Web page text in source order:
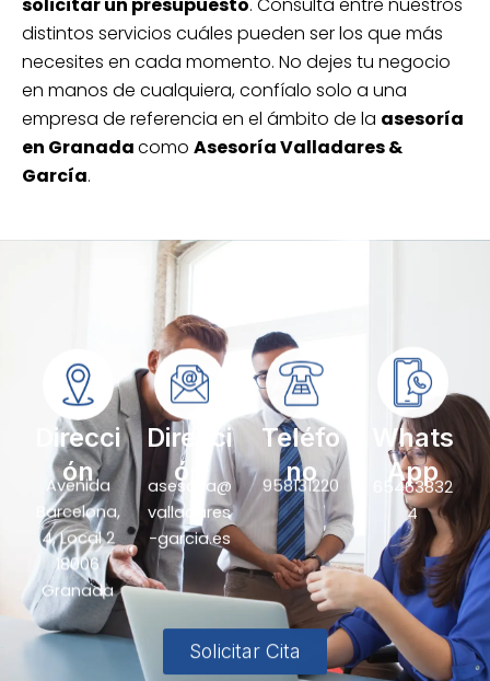
distintos servicios cuáles pueden ser los que más
necesites en cada momento. No dejes tu negocio
en manos de cualquiera, confíalo solo a una
empresa de referencia en el ámbito de la asesoría
en Granadacomo Asesoría Valladares &
García.
Direcci
ón
Avenida
Barcelona,
4, Local 2
18006
Granada
Direcci
ón
asesoria@
valladares
-garcia.es
Teléfo
no
958131220
Whats
App
65463832
4
Solicitar Cita